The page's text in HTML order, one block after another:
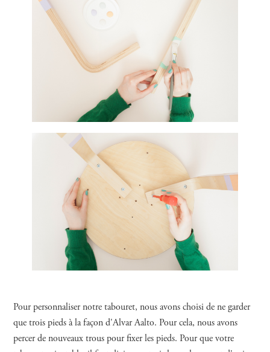
Pour personnaliser notre tabouret, nous avons choisi de ne garder
que trois pieds à la façon d'Alvar Aalto. Pour cela, nous avons
percer de nouveaux trous pour fixer les pieds. Pour que votre